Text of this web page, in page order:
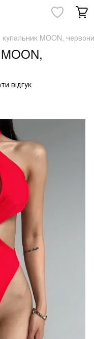
купальник MOON,
відгук